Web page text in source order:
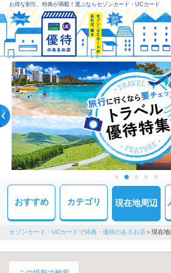
お得な割引、特典が満載！選ぶならセゾンカード・UCカード
おすすめ カテゴリ 現在地周辺
セゾンカード・UCカードで特典・優待のあるお店 現在地